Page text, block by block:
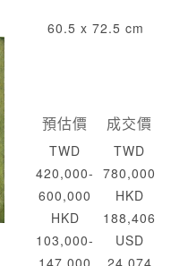
60.5 x 72.5 cm
預估價
TWD
420,000-
600,000
HKD
103,000-
成交價
TWD
780,000
HKD
188,406
USD